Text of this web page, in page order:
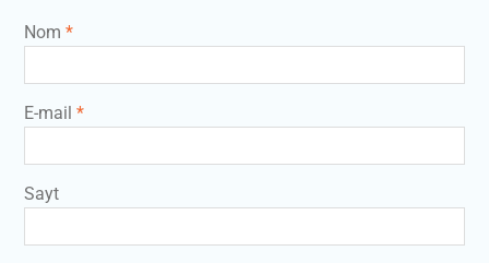
Nom *
E-mail *
Sayt